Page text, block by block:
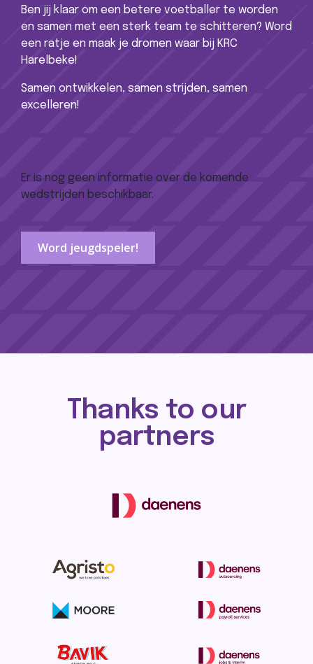
Ben jij klaar om een betere voetballer te worden
en samen met een sterk team te schitteren? Word
een ratje en maak je dromen waar bij KRC
Harelbeke!
Samen ontwikkelen, samen strijden, samen
excelleren!
Er is nog geen informatie over de komende
wedstrijden beschikbaar.
Word jeugdspeler!
Thanks to our
partners